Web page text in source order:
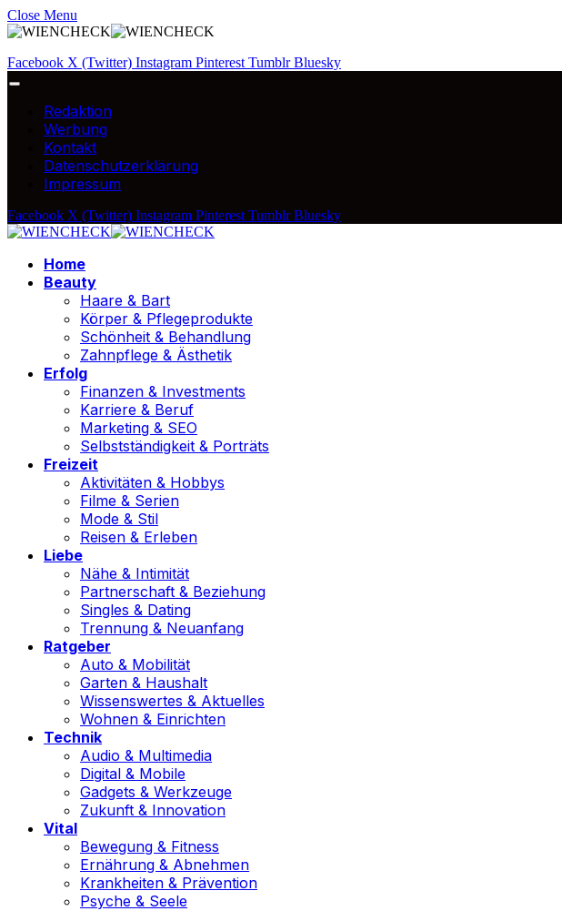
Close Menu
Facebook X (Twitter) Instagram Pinterest Tumblr Bluesky
Redaktion
Werbung
Kontakt
Datenschutzerklärung
Impressum
Facebook X (Twitter) Instagram Pinterest Tumblr Bluesky
Home
Beauty
Haare & Bart
Körper & Pflegeprodukte
Schönheit & Behandlung
Zahnpflege & Ästhetik
Erfolg
Finanzen & Investments
Karriere & Beruf
Marketing & SEO
Selbstständigkeit & Porträts
Freizeit
Aktivitäten & Hobbys
Filme & Serien
Mode & Stil
Reisen & Erleben
Liebe
Nähe & Intimität
Partnerschaft & Beziehung
Singles & Dating
Trennung & Neuanfang
Ratgeber
Auto & Mobilität
Garten & Haushalt
Wissenswertes & Aktuelles
Wohnen & Einrichten
Technik
Audio & Multimedia
Digital & Mobile
Gadgets & Werkzeuge
Zukunft & Innovation
Vital
Bewegung & Fitness
Ernährung & Abnehmen
Krankheiten & Prävention
Psyche & Seele